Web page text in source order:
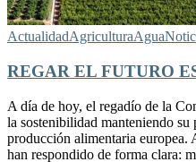
ActualidadAgriculturaAgua
REGAR EL FUTURO
A día de hoy, el regadío de la
la sostenibilidad manteniendo su
producción alimentaria europea.
han respondido de forma clara: